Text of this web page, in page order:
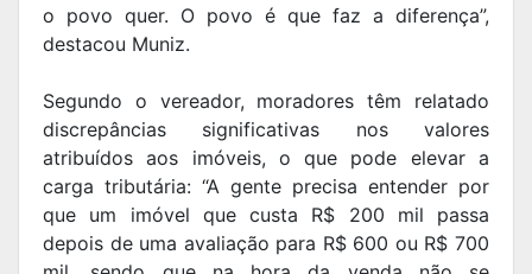
o povo quer. O povo é que faz a diferença”,
destacou Muniz.
Segundo o vereador, moradores têm relatado
discrepâncias significativas nos valores
atribuídos aos imóveis, o que pode elevar a
carga tributária: “A gente precisa entender por
que um imóvel que custa R$ 200 mil passa
depois de uma avaliação para R$ 600 ou R$ 700